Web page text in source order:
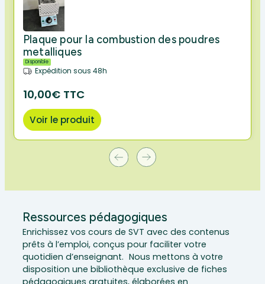
Plaque pour la combustion des poudres
metalliques
Disponible
Expédition sous 48h
10,00€ TTC
Voir le produit
Ressources pédagogiques
Enrichissez vos cours de SVT avec des contenus
prêts à l’emploi, conçus pour faciliter votre
quotidien d’enseignant. Nous mettons à votre
disposition une bibliothèque exclusive de fiches